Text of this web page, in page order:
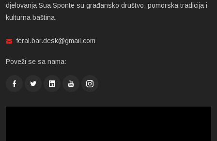
djelovanja Sua Sponte su građansko društvo, pomorska tradicija i
kulturna baština.
feral.bar.desk@gmail.com
Poveži se sa nama: